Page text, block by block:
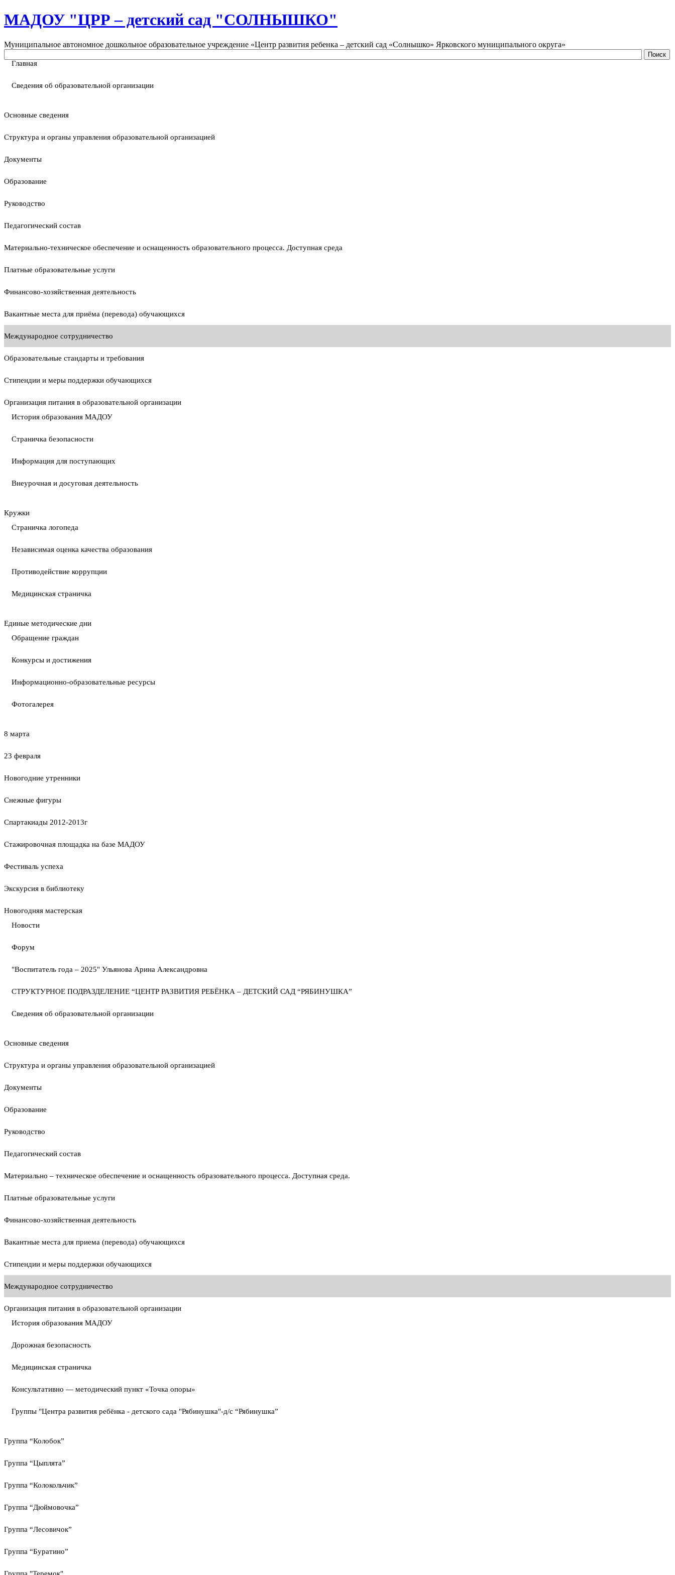
МАДОУ "ЦРР – детский сад "СОЛНЫШКО"
Муниципальное автономное дошкольное образовательное учреждение «Центр развития ребенка – детский сад «Солнышко» Ярковского муниципального округа»
Главная
Сведения об образовательной организации
Основные сведения
Структура и органы управления образовательной организацией
Документы
Образование
Руководство
Педагогический состав
Материально-техническое обеспечение и оснащенность образовательного процесса. Доступная среда
Платные образовательные услуги
Финансово-хозяйственная деятельность
Вакантные места для приёма (перевода) обучающихся
Международное сотрудничество
Образовательные стандарты и требования
Стипендии и меры поддержки обучающихся
Организация питания в образовательной организации
История образования МАДОУ
Страничка безопасности
Информация для поступающих
Внеурочная и досуговая деятельность
Кружки
Страничка логопеда
Независимая оценка качества образования
Противодействие коррупции
Медицинская страничка
Единые методические дни
Обращение граждан
Конкурсы и достижения
Информационно-образовательные ресурсы
Фотогалерея
8 марта
23 февраля
Новогодние утренники
Cнежные фигуры
Спартакиады 2012-2013г
Стажировочная площадка на базе МАДОУ
Фестиваль успеха
Экскурсия в библиотеку
Новогодняя мастерская
Новости
Форум
"Воспитатель года – 2025" Ульянова Арина Александровна
СТРУКТУРНОЕ ПОДРАЗДЕЛЕНИЕ “ЦЕНТР РАЗВИТИЯ РЕБЁНКА – ДЕТСКИЙ САД “РЯБИНУШКА”
Сведения об образовательной организации
Основные сведения
Структура и органы управления образовательной организацией
Документы
Образование
Руководство
Педагогический состав
Материально – техническое обеспечение и оснащенность образовательного процесса. Доступная среда.
Платные образовательные услуги
Финансово-хозяйственная деятельность
Вакантные места для приема (перевода) обучающихся
Стипендии и меры поддержки обучающихся
Международное сотрудничество
Организация питания в образовательной организации
История образования МАДОУ
Дорожная безопасность
Медицинская страничка
Консультативно — методический пункт «Точка опоры»
Группы "Центра развития ребёнка - детского сада "Рябинушка"-д/с “Рябинушка”
Группа “Колобок”
Группа “Цыплята”
Группа “Колокольчик”
Группа “Дюймовочка”
Группа “Лесовичок”
Группа “Буратино”